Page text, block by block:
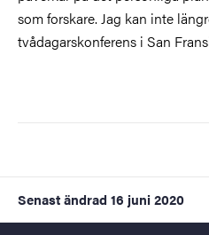
som forskare. Jag kan inte
tvådagarskonferens i San
Senast ändrad 16 juni 2020